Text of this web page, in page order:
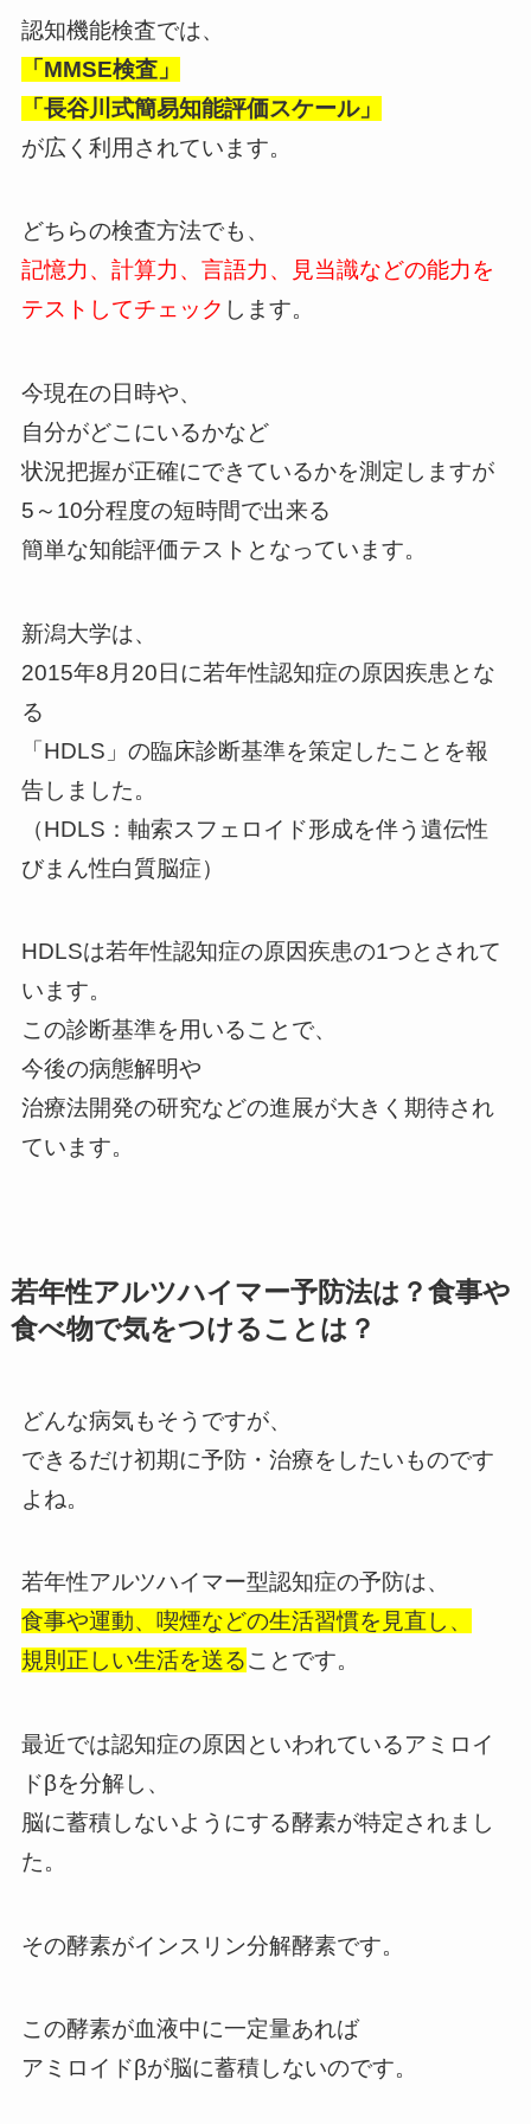
認知機能検査では、
「MMSE検査」
「長谷川式簡易知能評価スケール」
が広く利用されています。
どちらの検査方法でも、
記憶力、計算力、言語力、見当識などの能力を
テストしてチェック します。
今現在の日時や、
自分がどこにいるかなど
状況把握が正確にできているかを測定しますが
5～10分程度の短時間で出来る
簡単な知能評価テストとなっています。
新潟大学は、
2015年8月20日に若年性認知症の原因疾患とな
る
「HDLS」の臨床診断基準を策定したことを報
告しました。
（HDLS：軸索スフェロイド形成を伴う遺伝性
びまん性白質脳症）
HDLSは若年性認知症の原因疾患の1つとされて
います。
この診断基準を用いることで、
今後の病態解明や
治療法開発の研究などの進展が大きく期待され
ています。
若年性アルツハイマー予防法は？食事や
食べ物で気をつけることは？
どんな病気もそうですが、
できるだけ初期に予防・治療をしたいものです
よね。
若年性アルツハイマー型認知症の予防は、
食事や運動、喫煙などの生活習慣を見直し、
規則正しい生活を送ることです。
最近では認知症の原因といわれているアミロイ
ドβを分解し、
脳に蓄積しないようにする酵素が特定されまし
た。
その酵素がインスリン分解酵素です。
この酵素が血液中に一定量あれば
アミロイドβが脳に蓄積しないのです。